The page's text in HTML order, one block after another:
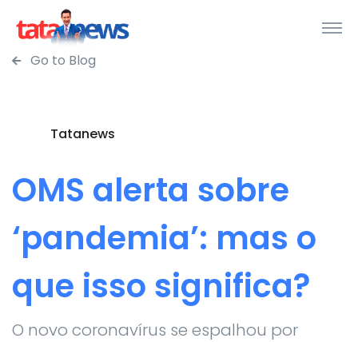
Go to Blog
Tatanews
OMS alerta sobre
‘pandemia’: mas o
que isso significa?
O novo coronavírus se espalhou por